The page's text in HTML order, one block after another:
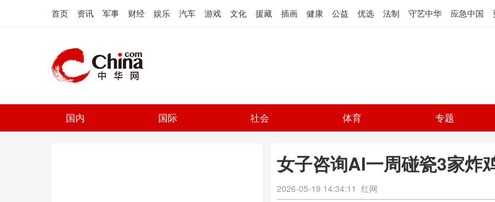
首页 资讯 军事 财经 娱乐 汽车 游戏 文化 援藏 插画 健康 公益 优选 法制 守艺中华 应急中国
国内 国际 社会 体育 专题
女子咨询AI一周碰瓷3家炸
2026-05-19 14:34:11 红网